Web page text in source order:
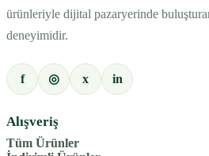
ürünleriyle dijital pazaryerinde
deneyimidir.
f ◎ x in
Alışveriş
Tüm Ürünler